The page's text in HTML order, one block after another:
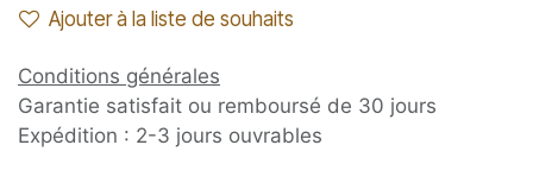
Ajouter à la liste de souhaits
Conditions générales
Garantie satisfait ou remboursé de 30 jours
Expédition : 2-3 jours ouvrables